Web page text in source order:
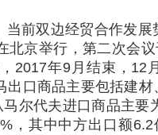
前双边经贸合作发
北京举行，第二次会
2017年9月结束，12
口商品主要包括建
尔代夫进口商品主要
，其中中方出口额6.2